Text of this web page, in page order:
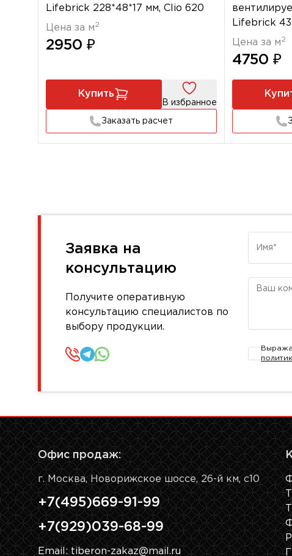
Lifebrick 228*48*17 мм, Clio 620
Цена за м2
2950 ₽
Купить
В избранное
Заказать расчет
Lifebrick
НВФ 600
Цена за м2
4750 ₽
Заявка на
консультацию
Получите оперативную
консультацию специалистов по
выбору продукции.
Офис продаж:
г. Москва, Новорижское шоссе, 26-й км, с10
+7(495)669-91-99
+7(929)039-68-99
Email: tiberon-zakaz@mail.ru